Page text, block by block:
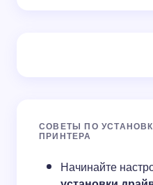
СОВЕТЫ ПО
ПРИНТЕРА
Начинайте